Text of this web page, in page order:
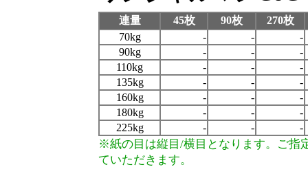
連量 45枚 90枚
270枚
70kg
- -
-
90kg
- -
-
110kg
- -
-
135kg
- -
-
160kg
- -
-
180kg
- -
-
225kg
- - -
※紙の目は縦目/横目となります。ご指
ていただきます。